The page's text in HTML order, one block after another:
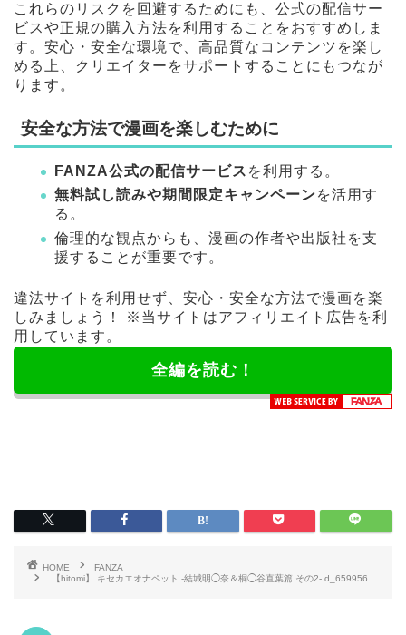
これらのリスクを回避するためにも、公式の配信サー
ビスや正規の購入方法を利用することをおすすめしま
す。安心・安全な環境で、高品質なコンテンツを楽し
める上、クリエイターをサポートすることにもつなが
ります。
安全な方法で漫画を楽しむために
FANZA公式の配信サービス を利用する。
無料試し読みや期間限定キャンペーンを活用す
る。
倫理的な観点からも、漫画の作者や出版社を支
援することが重要です。
違法サイトを利用せず、安心・安全な方法で漫画を楽
しみましょう！ ※当サイトはアフィリエイト広告を利
用しています。
全編を読む！
HOME
FANZA
【hitomi】 キセカエオナペット -結城明◯奈＆桐◯谷直葉篇 その2- d_659956